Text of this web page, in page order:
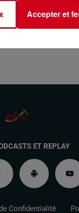
ET REPLAY
Confidentialité
Accepter et